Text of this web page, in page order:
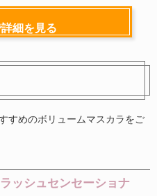
細を見る
すめのボリュームマスカラをご
ッシュセンセーショナ